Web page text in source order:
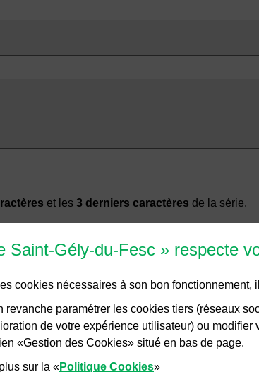
Saint-Gély-du-Fesc » respecte
cookies nécessaires à son bon fonctionnement,
revanche paramétrer les cookies tiers (réseaux
de votre expérience utilisateur) ou modifier
«Gestion des Cookies» situé en bas de page.
sur la «Politique Cookies»
et les 3 derniers caractères de la série.
VALIDER